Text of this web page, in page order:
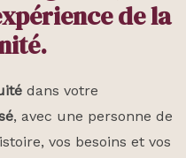
de la
dans votre
, avec une personne de
vos besoins et vos